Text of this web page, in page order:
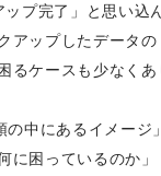
プ完了」と思い
ップしたデータ
ケースも少なくあ
の中にあるイメー
困っているのか